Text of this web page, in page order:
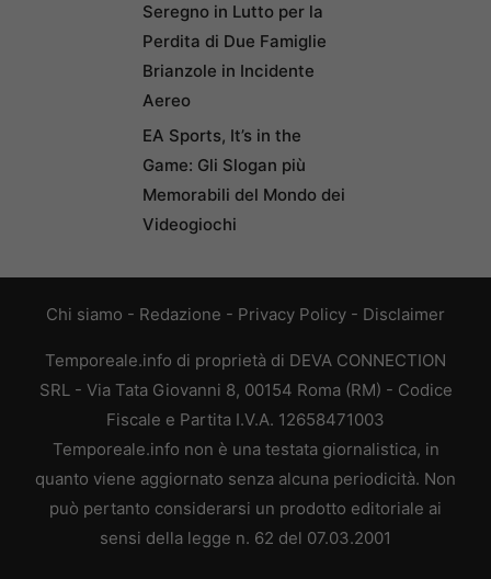
Seregno in Lutto per la
Perdita di Due Famiglie
Brianzole in Incidente
Aereo
EA Sports, It’s in the
Game: Gli Slogan più
Memorabili del Mondo dei
Videogiochi
Chi siamo - Redazione - Privacy Policy - Disclaimer
Temporeale.info di proprietà di DEVA CONNECTION
SRL - Via Tata Giovanni 8, 00154 Roma (RM) - Codice
Fiscale e Partita I.V.A. 12658471003
Temporeale.info non è una testata giornalistica, in
quanto viene aggiornato senza alcuna periodicità. Non
può pertanto considerarsi un prodotto editoriale ai
sensi della legge n. 62 del 07.03.2001